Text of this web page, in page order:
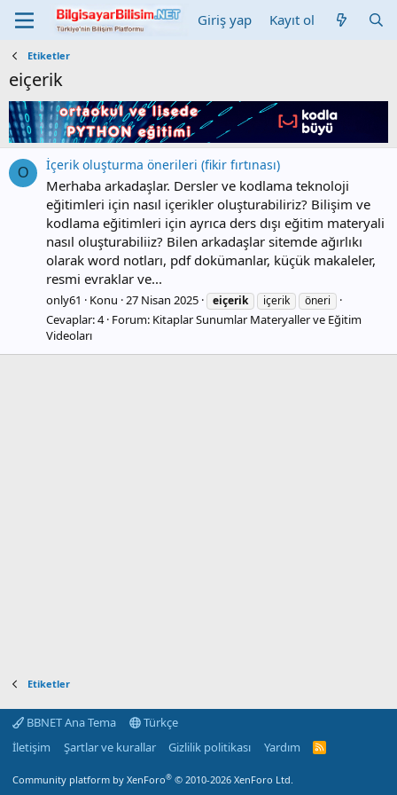
Giriş yap Kayıt ol
Etiketler
eiçerik
O İçerik oluşturma önerileri (fikir fırtınası)
Merhaba arkadaşlar. Dersler ve kodlama teknoloji
eğitimleri için nasıl içerikler oluşturabiliriz? Bilişim ve
kodlama eğitimleri için ayrıca ders dışı eğitim materyali
nasıl oluşturabiliiz? Bilen arkadaşlar sitemde ağırlıkı
olarak word notları, pdf dokümanlar, küçük makaleler,
resmi evraklar ve...
only61 Konu 27 Nisan 2025 eiçerik içerik öneri
Cevaplar: 4 Forum: Kitaplar Sunumlar Materyaller ve Eğitim
Videoları
Etiketler
BBNET Ana Tema
Türkçe
İletişim
Şartlar ve kurallar Gizlilik politikası Yardım
R
Community platform by XenForo® © 2010-2026 XenForo Ltd.